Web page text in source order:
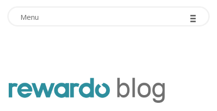
Menu
-
-
-
r